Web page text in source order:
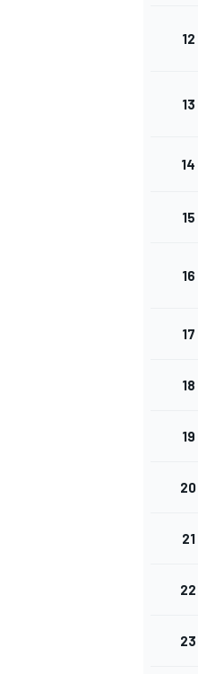
12
13
14
15
16
17
18
19
20
21
22
23